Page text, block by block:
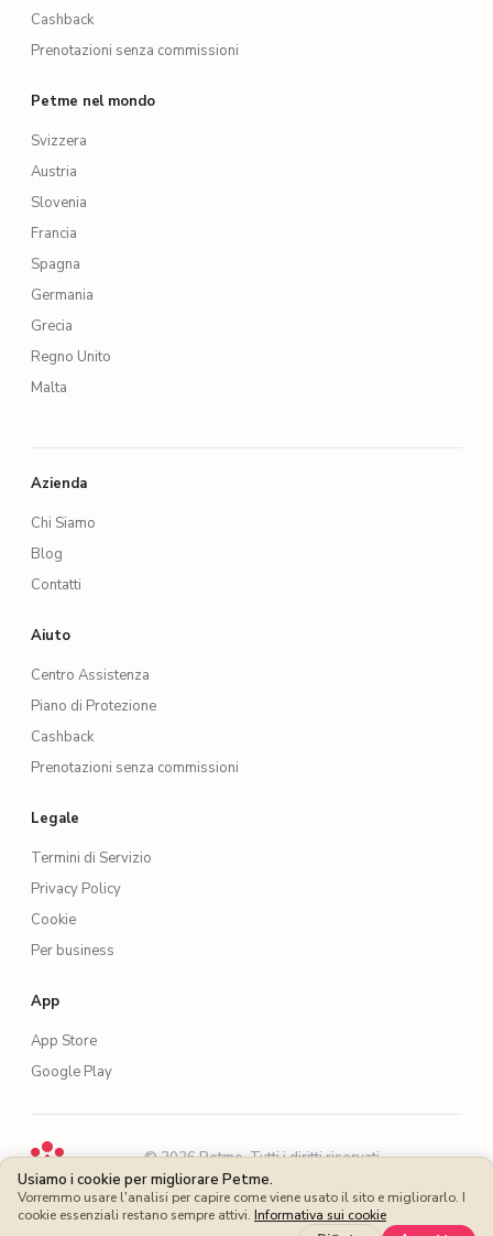
Cashback
Prenotazioni senza commissioni
Petme nel mondo
Svizzera
Austria
Slovenia
Francia
Spagna
Germania
Grecia
Regno Unito
Malta
Azienda
Chi Siamo
Blog
Contatti
Aiuto
Centro Assistenza
Piano di Protezione
Cashback
Prenotazioni senza commissioni
Legale
Termini di Servizio
Privacy Policy
Cookie
Per business
App
App Store
Google Play
·© 2026 Petme. Tutti i diritti riservati.·
EN ES FR DE IT PT
Usiamo i cookie per migliorare Petme.
Vorremmo usare l'analisi per capire come viene usato il sito e migliorarlo. I
cookie essenziali restano sempre attivi. Informativa sui cookie